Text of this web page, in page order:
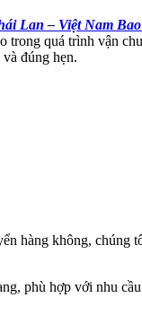
Lan – Việt Nam
trong quá trình vận
đúng hẹn.
hàng không, chúng
phù hợp với nhu